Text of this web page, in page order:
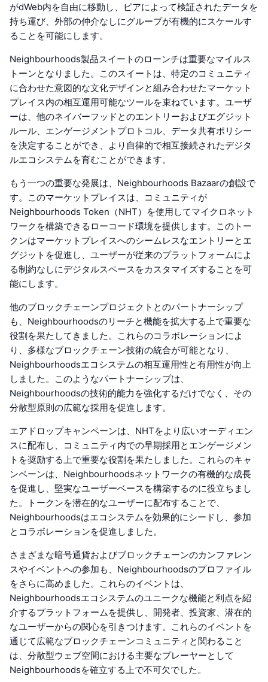
がdWeb内を自由に移動し、ピアによって検証されたデータを
持ち運び、外部の仲介なしにグループが有機的にスケールす
ることを可能にします。
Neighbourhoods製品スイートのローンチは重要なマイルス
トーンとなりました。このスイートは、特定のコミュニティ
に合わせた意図的な文化デザインと組み合わせたマーケット
プレイス内の相互運用可能なツールを束ねています。ユーザ
ーは、他のネイバーフッドとのエントリーおよびエグジット
ルール、エンゲージメントプロトコル、データ共有ポリシー
を決定することができ、より自律的で相互接続されたデジタ
ルエコシステムを育むことができます。
もう一つの重要な発展は、Neighbourhoods Bazaarの創設で
す。このマーケットプレイスは、コミュニティが
Neighbourhoods Token（NHT）を使用してマイクロネット
ワークを構築できるローコード環境を提供します。このトー
クンはマーケットプレイスへのシームレスなエントリーとエ
グジットを促進し、ユーザーが従来のプラットフォームによ
る制約なしにデジタルスペースをカスタマイズすることを可
能にします。
他のブロックチェーンプロジェクトとのパートナーシップ
も、Neighbourhoodsのリーチと機能を拡大する上で重要な
役割を果たしてきました。これらのコラボレーションによ
り、多様なブロックチェーン技術の統合が可能となり、
Neighbourhoodsエコシステムの相互運用性と有用性が向上
しました。このようなパートナーシップは、
Neighbourhoodsの技術的能力を強化するだけでなく、その
分散型原則の広範な採用を促進します。
エアドロップキャンペーンは、NHTをより広いオーディエン
スに配布し、コミュニティ内での早期採用とエンゲージメン
トを奨励する上で重要な役割を果たしました。これらのキャ
ンペーンは、Neighbourhoodsネットワークの有機的な成長
を促進し、堅実なユーザーベースを構築するのに役立ちまし
た。トークンを潜在的なユーザーに配布することで、
Neighbourhoodsはエコシステムを効果的にシードし、参加
とコラボレーションを促進しました。
さまざまな暗号通貨およびブロックチェーンのカンファレン
スやイベントへの参加も、Neighbourhoodsのプロファイル
をさらに高めました。これらのイベントは、
Neighbourhoodsエコシステムのユニークな機能と利点を紹
介するプラットフォームを提供し、開発者、投資家、潜在的
なユーザーからの関心を引きつけます。これらのイベントを
通じて広範なブロックチェーンコミュニティと関わること
は、分散型ウェブ空間における主要なプレーヤーとして
Neighbourhoodsを確立する上で不可欠でした。